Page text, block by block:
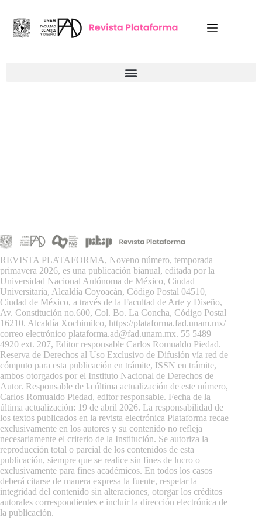
REVISTA PLATAFORMA, Noveno número, temporada
primavera 2026, es una publicación bianual, editada por la
Universidad Nacional Autónoma de México, Ciudad
Universitaria, Alcaldía Coyoacán, Código Postal 04510,
Ciudad de México, a través de la Facultad de Arte y Diseño,
Av. Constitución no.600, Col. Bo. La Concha, Código Postal
16210. Alcaldía Xochimilco, https://plataforma.fad.unam.mx/
correo electrónico plataforma.ad@fad.unam.mx. 55 5489
4920 ext. 207, Editor responsable Carlos Romualdo Piedad.
Reserva de Derechos al Uso Exclusivo de Difusión vía red de
cómputo para esta publicación en trámite, ISSN en trámite,
ambos otorgados por el Instituto Nacional de Derechos de
Autor. Responsable de la última actualización de este número,
Carlos Romualdo Piedad, editor responsable. Fecha de la
última actualización: 19 de abril 2026. La responsabilidad de
los textos publicados en la revista electrónica Plataforma recae
exclusivamente en los autores y su contenido no refleja
necesariamente el criterio de la Institución. Se autoriza la
reproducción total o parcial de los contenidos de esta
publicación, siempre que se realice sin fines de lucro o
exclusivamente para fines académicos. En todos los casos
deberá citarse de manera expresa la fuente, respetar la
integridad del contenido sin alteraciones, otorgar los créditos
autorales correspondientes e incluir la dirección electrónica de
la publicación.